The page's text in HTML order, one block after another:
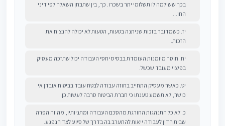
בכך ששילמה לו תשלומי יתר בשכרו. כך, בין שתבחן השאלה לפי דיני
החו...
יז. כשמדובר בזכות שניתנה בטעות, הטעות לא יכולה להנציח את
הזכות.
יח. חוסר מיומנות העומדת בבסיס יחסי העבודה יכול שתזכה מעסיק
בפיצוי מעובד שכשל.
יט. כאשר מעסיק התחייב בחוזה עבודה לבטח עובד בביטוח אובדן אי
כושר, לא תשמע טענתו כי חברת הביטוח סרבה לעשות כן.
כ. לא כל התנהגות החורגת מהסכם העבודה ומתניותיו, מהווה הפרה
שבית הדין לעבודה ייאות להתערב בה בדרך של סיוע לצד הנפגע.